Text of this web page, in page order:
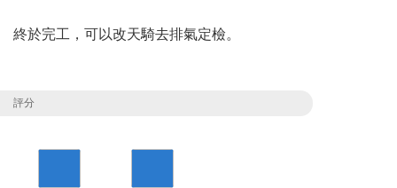
終於完工，可以改天騎去排氣定檢。
評分